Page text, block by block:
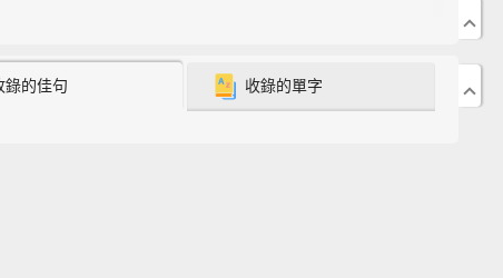
we need to do this right now.
我們現在就得做這件事。
錄的佳句 收錄的單字